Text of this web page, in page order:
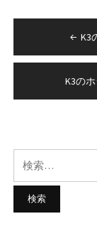
稿
ビ
ー
シ
ョ
ン
K3
K3の
索: